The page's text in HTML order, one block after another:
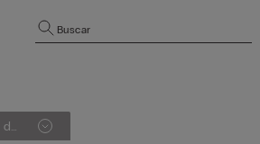
Buscar